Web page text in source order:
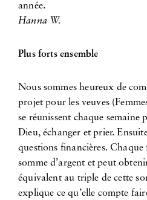
année.
Hanna W.
Plus forts ensemble
Nous sommes heureux de
projet pour les veuves
se réunissent chaque semaine
Dieu, échanger et prier.
questions financières.
somme d’argent et peut
équivalent au triple de cette
explique ce qu’elle compte